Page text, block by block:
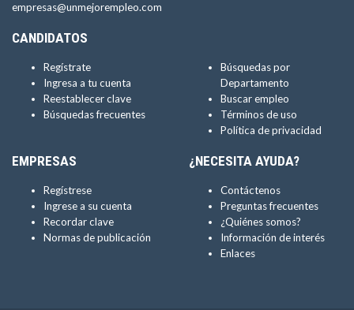
empresas@unmejorempleo.com
CANDIDATOS
Regístrate
Ingresa a tu cuenta
Reestablecer clave
Búsquedas frecuentes
Búsquedas por
Departamento
Buscar empleo
Términos de uso
Política de privacidad
EMPRESAS
Regístrese
Ingrese a su cuenta
Recordar clave
Normas de publicación
¿NECESITA AYUDA?
Contáctenos
Preguntas frecuentes
¿Quiénes somos?
Información de interés
Enlaces